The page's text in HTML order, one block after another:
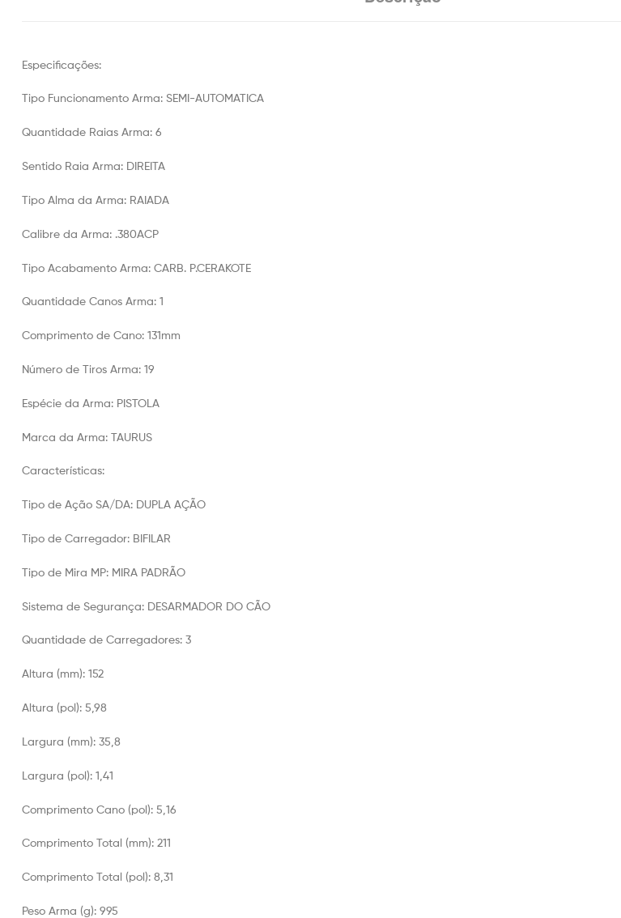
Especificações:
Tipo Funcionamento Arma: SEMI-AUTOMATICA
Quantidade Raias Arma: 6
Sentido Raia Arma: DIREITA
Tipo Alma da Arma: RAIADA
Calibre da Arma: .380ACP
Tipo Acabamento Arma: CARB. P.CERAKOTE
Quantidade Canos Arma: 1
Comprimento de Cano: 131mm
Número de Tiros Arma: 19
Espécie da Arma: PISTOLA
Marca da Arma: TAURUS
Características:
Tipo de Ação SA/DA: DUPLA AÇÃO
Tipo de Carregador: BIFILAR
Tipo de Mira MP: MIRA PADRÃO
Sistema de Segurança: DESARMADOR DO CÃO
Quantidade de Carregadores: 3
Altura (mm): 152
Altura (pol): 5,98
Largura (mm): 35,8
Largura (pol): 1,41
Comprimento Cano (pol): 5,16
Comprimento Total (mm): 211
Comprimento Total (pol): 8,31
Peso Arma (g): 995